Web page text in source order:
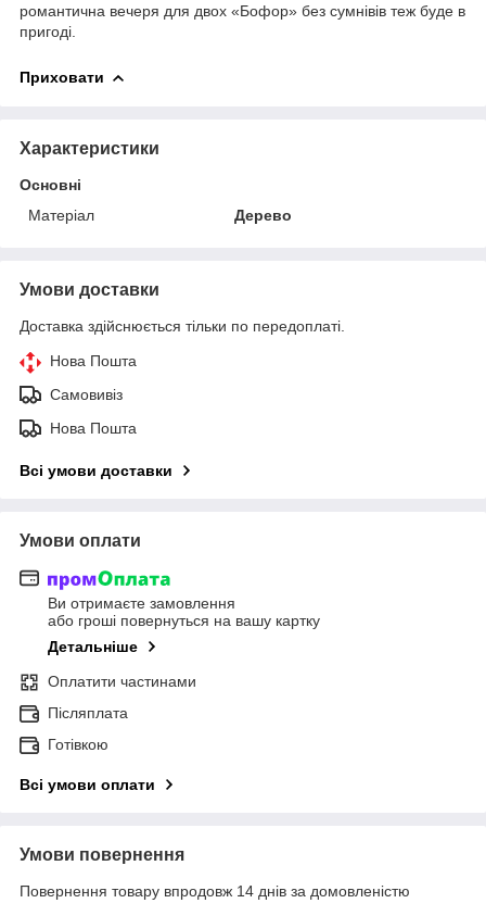
романтична вечеря для двох «Бофор» без сумнівів теж буде в
пригоді.
Приховати
Характеристики
Основні
Матеріал
Дерево
Умови доставки
Доставка здійснюється тільки по передоплаті.
Нова Пошта
Самовивіз
Нова Пошта
Всі умови доставки
Умови оплати
Ви отримаєте замовлення
або гроші повернуться на вашу картку
Детальніше
Оплатити частинами
Післяплата
Готівкою
Всі умови оплати
Умови повернення
Повернення товару впродовж 14 днів за домовленістю